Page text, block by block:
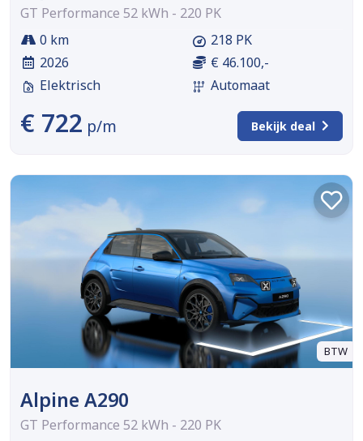
GT Performance 52 kWh - 220 PK
0 km
2026
Elektrisch
218 PK
€ 46.100,-
Automaat
€ 722 p/m Bekijk deal
BTW
Alpine A290
GT Performance 52 kWh - 220 PK